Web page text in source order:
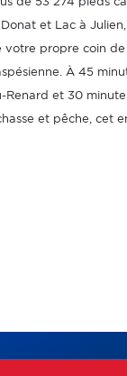
et Lac à
votre propre coin
À 45
Renard et 30
et pêche, cet